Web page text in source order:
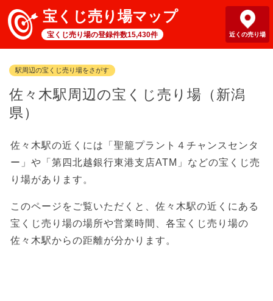
宝くじ売り場マップ
宝くじ売り場の登録件数15,430件 近くの売り場
駅周辺の宝くじ売り場をさがす
佐々木駅周辺の宝くじ売り場（新潟
県）
佐々木駅の近くには「聖籠プラント４チャンスセンタ
ー」や「第四北越銀行東港支店ATM」などの宝くじ売
り場があります。
このページをご覧いただくと、佐々木駅の近くにある
宝くじ売り場の場所や営業時間、各宝くじ売り場の
佐々木駅からの距離が分かります。